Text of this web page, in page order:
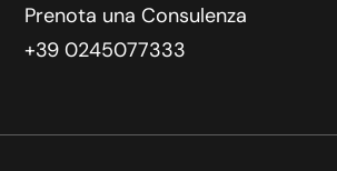
Prenota una Consulenza
+39 0245077333